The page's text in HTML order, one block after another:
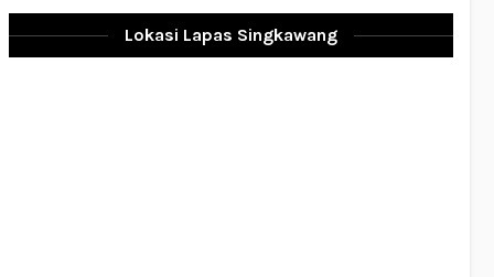
Lokasi Lapas Singkawang